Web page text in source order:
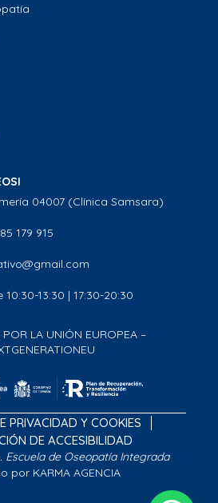
04007 (Clínica Samsara)
179 915
10:30-13:30 | 17:30-20:30
LA UNIÓN EUROPEA –
PRIVACIDAD Y COOKIES
DE ACCESIBILIDAD
de Oseopatía Integrada
por KARMA AGENCIA